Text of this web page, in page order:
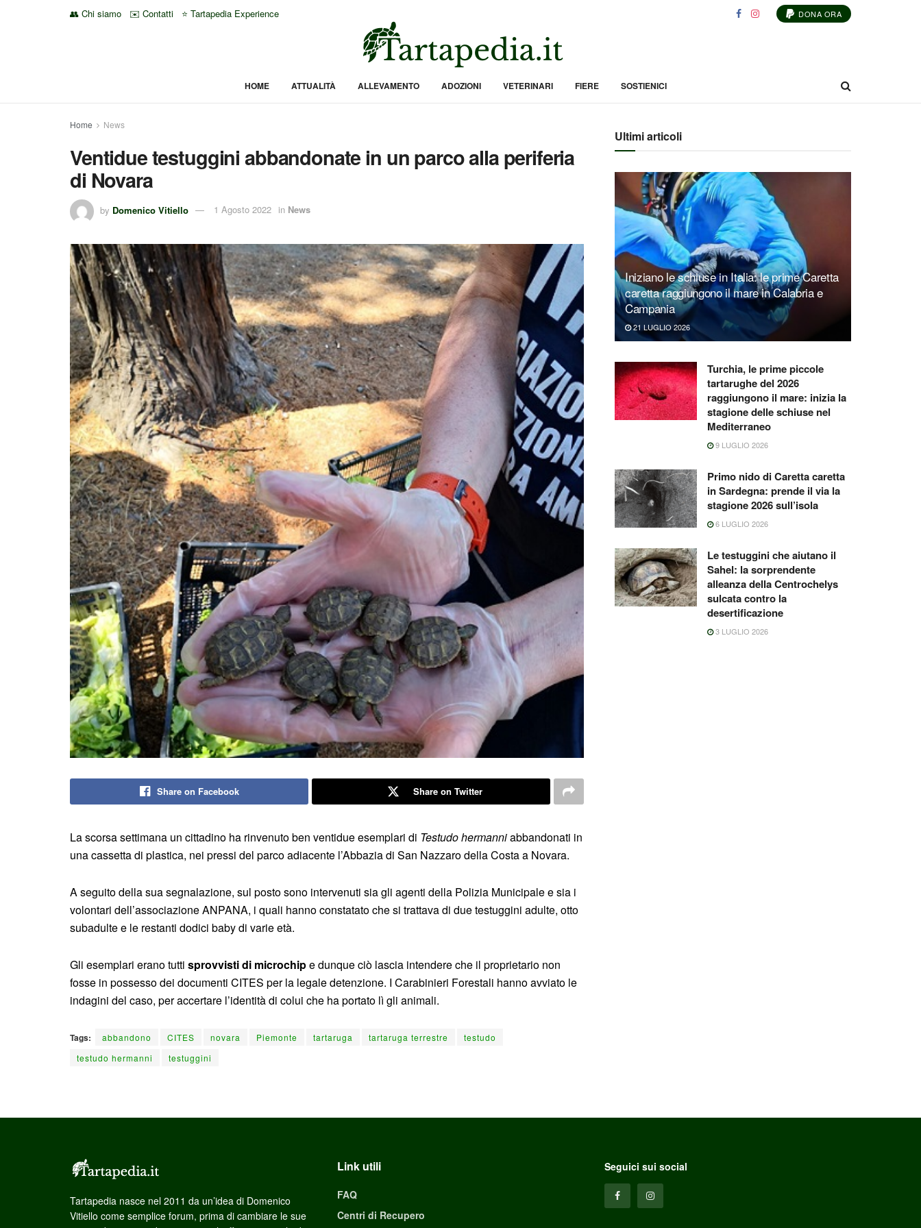
👥 Chi siamo ✉️ Contatti ⭐ Tartapedia Experience DONA ORA
HOME ATTUALITÀ ALLEVAMENTO ADOZIONI VETERINARI FIERE SOSTIENICI
Home News
Ventidue testuggini abbandonate in un parco alla periferia
di Novara
by Domenico Vitiello 1 Agosto 2022 in News
Share on Facebook Share on Twitter
La scorsa settimana un cittadino ha rinvenuto ben ventidue esemplari di Testudo hermanniabbandonati in
una cassetta di plastica, nei pressi del parco adiacente l’Abbazia di San Nazzaro della Costa a Novara.
A seguito della sua segnalazione, sul posto sono intervenuti sia gli agenti della Polizia Municipale e sia i
volontari dell’associazione ANPANA, i quali hanno constatato che si trattava di due testuggini adulte, otto
subadulte e le restanti dodici baby di varie età.
Gli esemplari erano tutti sprovvisti di microchipe dunque ciò lascia intendere che il proprietario non
fosse in possesso dei documenti CITES per la legale detenzione. I Carabinieri Forestali hanno avviato le
indagini del caso, per accertare l’identità di colui che ha portato lì gli animali.
Tags: abbandono CITES novara Piemonte tartaruga tartaruga terrestre
testudo
testudo hermanni
testuggini
Ultimi articoli
Iniziano le schiuse in Italia: le prime Caretta
caretta raggiungono il mare in Calabria e
Campania
21 LUGLIO 2026
Turchia, le prime piccole
tartarughe del 2026
raggiungono il mare: inizia la
stagione delle schiuse nel
Mediterraneo
9 LUGLIO 2026
Primo nido di Caretta caretta
in Sardegna: prende il via la
stagione 2026 sull’isola
6 LUGLIO 2026
Le testuggini che aiutano il
Sahel: la sorprendente
alleanza della Centrochelys
sulcata contro la
desertificazione
3 LUGLIO 2026
Tartapedia nasce nel 2011 da un’idea di Domenico
Vitiello come semplice forum, prima di cambiare le sue
Link utili
FAQ
Centri di Recupero
Seguici sui social